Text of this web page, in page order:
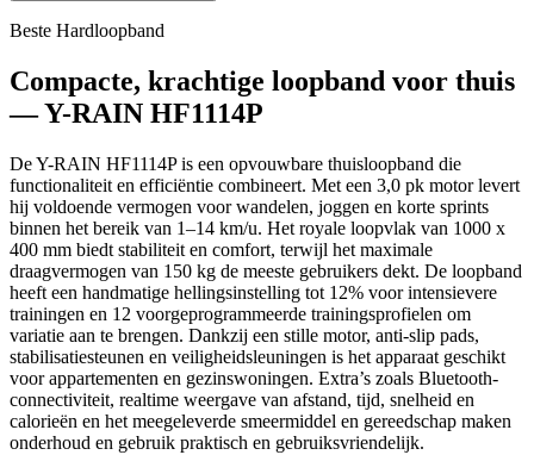
Beste Hardloopband
Compacte, krachtige loopband voor thuis
— Y-RAIN HF1114P
De Y-RAIN HF1114P is een opvouwbare thuisloopband die
functionaliteit en efficiëntie combineert. Met een 3,0 pk motor levert
hij voldoende vermogen voor wandelen, joggen en korte sprints
binnen het bereik van 1–14 km/u. Het royale loopvlak van 1000 x
400 mm biedt stabiliteit en comfort, terwijl het maximale
draagvermogen van 150 kg de meeste gebruikers dekt. De loopband
heeft een handmatige hellingsinstelling tot 12% voor intensievere
trainingen en 12 voorgeprogrammeerde trainingsprofielen om
variatie aan te brengen. Dankzij een stille motor, anti-slip pads,
stabilisatiesteunen en veiligheidsleuningen is het apparaat geschikt
voor appartementen en gezinswoningen. Extra’s zoals Bluetooth-
connectiviteit, realtime weergave van afstand, tijd, snelheid en
calorieën en het meegeleverde smeermiddel en gereedschap maken
onderhoud en gebruik praktisch en gebruiksvriendelijk.